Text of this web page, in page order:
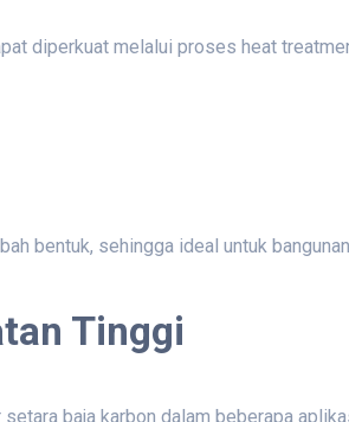
diperkuat melalui proses heat
bentuk, sehingga ideal untuk
Tinggi
baja karbon dalam beberapa